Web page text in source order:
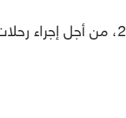
وسوف يتم تأجيل إطلاق تلك الخطوط والتي كانت مقررة